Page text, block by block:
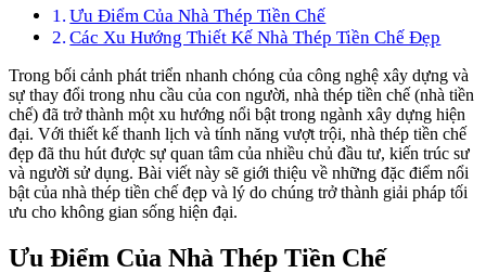
Ưu Điểm Của Nhà Thép Tiền Chế
Các Xu Hướng Thiết Kế Nhà Thép Tiền Chế Đẹp
Trong bối cảnh phát triển nhanh chóng của công nghệ xây dựng và
sự thay đổi trong nhu cầu của con người, nhà thép tiền chế (nhà tiền
chế) đã trở thành một xu hướng nổi bật trong ngành xây dựng hiện
đại. Với thiết kế thanh lịch và tính năng vượt trội, nhà thép tiền chế
đẹp đã thu hút được sự quan tâm của nhiều chủ đầu tư, kiến trúc sư
và người sử dụng. Bài viết này sẽ giới thiệu về những đặc điểm nổi
bật của nhà thép tiền chế đẹp và lý do chúng trở thành giải pháp tối
ưu cho không gian sống hiện đại.
Ưu Điểm Của Nhà Thép Tiền Chế